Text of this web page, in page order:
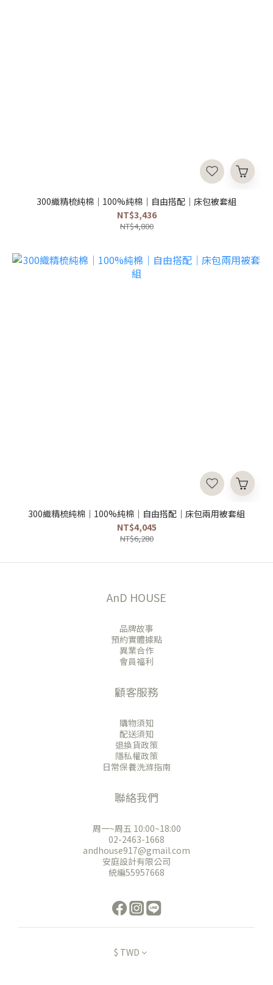
300織精梳純棉｜100%純棉｜自由搭配｜床包被套組
NT$3,436
NT$4,800
300織精梳純棉｜100%純棉｜自由搭配｜床包兩用被套組
NT$4,045
NT$6,280
AnD HOUSE
品牌故事
預約實體據點
異業合作
會員福利
顧客服務
購物須知
配送須知
退換貨政策
隱私權政策
日常保養洗滌指南
聯絡我們
周一~周五 10:00~18:00
02-2463-1668
andhouse917@gmail.com
安庭設計有限公司
統編55957668
$ TWD